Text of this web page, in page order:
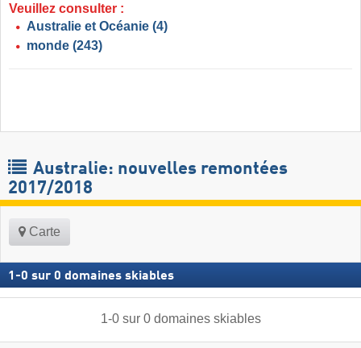
Veuillez consulter :
Australie et Océanie (4)
monde (243)
Australie: nouvelles remontées
2017/2018
Carte
1 -0 sur 0 domaines skiables
1-0sur 0 domaines skiables